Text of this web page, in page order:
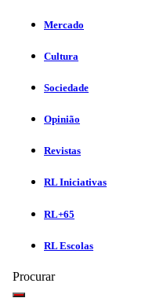
Mercado
Cultura
Sociedade
Opinião
Revistas
RL Iniciativas
RL+65
RL Escolas
Procurar